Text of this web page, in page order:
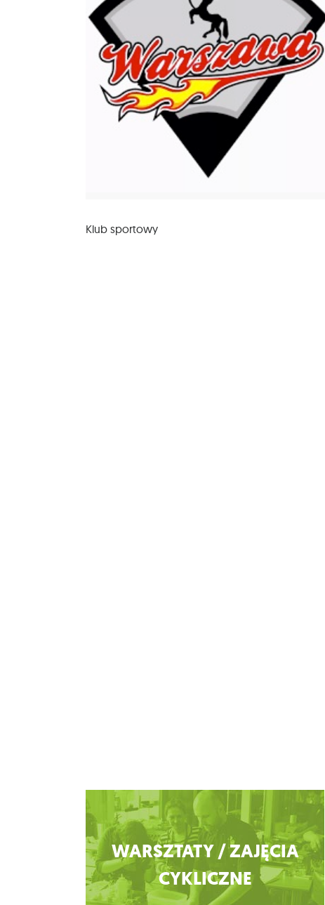
Klub sportowy
Zobacz więcej
WARSZTATY / ZAJĘCIA
CYKLICZNE